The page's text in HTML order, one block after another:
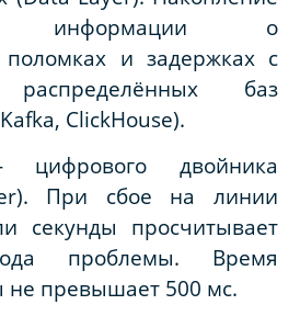
информации о
и задержках с
распределённых баз
ClickHouse).
двойника
При сбое на линии
секунды просчитывает
проблемы. Время
не превышает 500 мс.